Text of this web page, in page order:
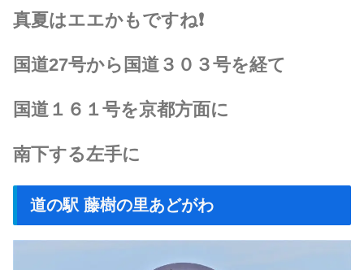
真夏はエエかもですね❗️
国道27号から国道３０３号を経て
国道１６１号を京都方面に
南下する左手に
道の駅 藤樹の里あどがわ